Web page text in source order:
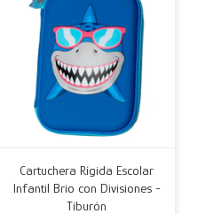
Cartuchera Rígida Escolar
Infantil Brio con Divisiones -
Tiburón